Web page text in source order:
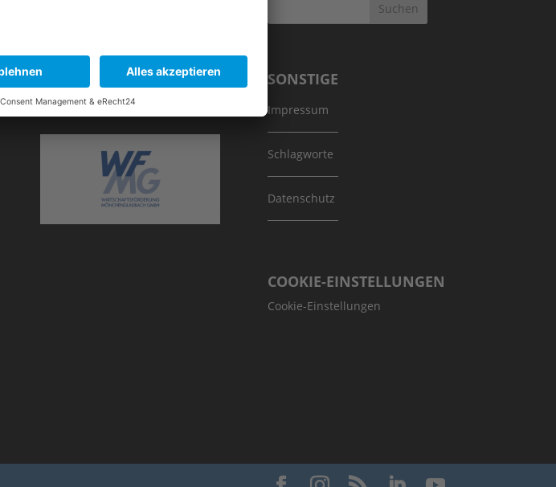
SONSTIGE
Impressum
Schlagworte
Datenschutz
COOKIE-EINSTELLUNGEN
Cookie-Einstellungen